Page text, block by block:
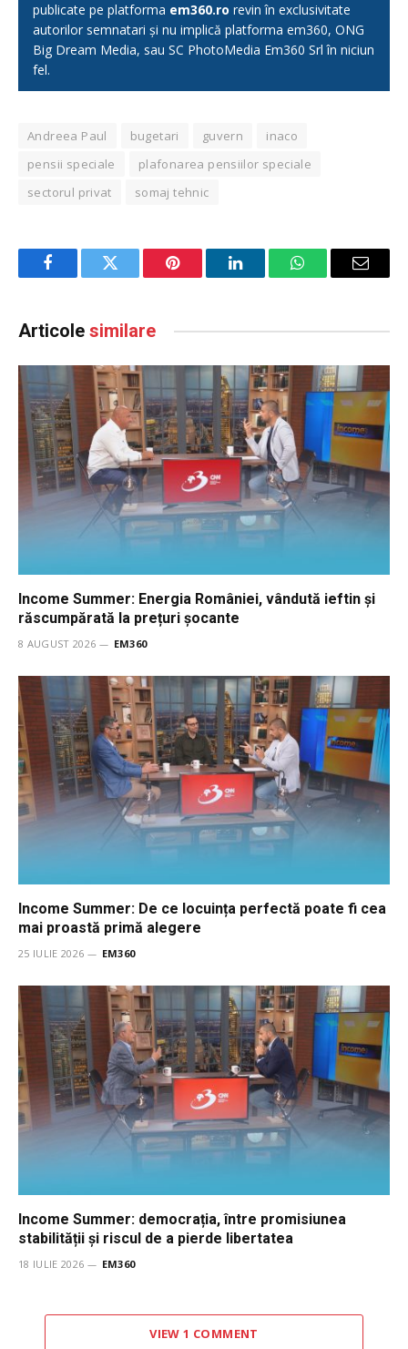
publicate pe platforma em360.ro revin în exclusivitate
autorilor semnatari și nu implică platforma em360, ONG
Big Dream Media, sau SC PhotoMedia Em360 Srl în niciun
fel.
Andreea Paul bugetari guvern
inaco
pensii speciale
plafonarea pensiilor speciale
sectorul privat
somaj tehnic
FacebookTwitter Pinterest LinkedInWhatsAppEmail
Articole similare
Income Summer: Energia României, vândută ieftin și
răscumpărată la prețuri șocante
8 AUGUST 2026 EM360
Income Summer: De ce locuința perfectă poate fi cea
mai proastă primă alegere
25 IULIE 2026 EM360
Income Summer: democrația, între promisiunea
stabilității și riscul de a pierde libertatea
18 IULIE 2026 EM360
VIEW 1 COMMENT